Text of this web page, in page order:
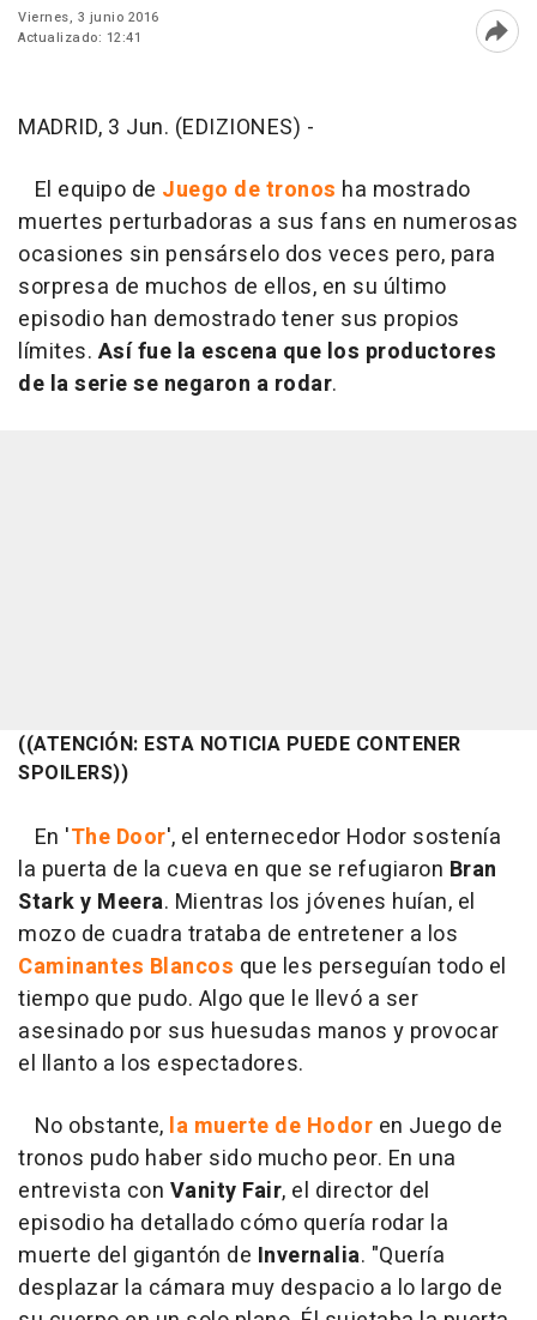
Viernes, 3 junio 2016
Actualizado: 12:41
MADRID, 3 Jun. (EDIZIONES) -
El equipo de Juego de tronos ha mostrado
muertes perturbadoras a sus fans en numerosas
ocasiones sin pensárselo dos veces pero, para
sorpresa de muchos de ellos, en su último
episodio han demostrado tener sus propios
límites. Así fue la escena que los productores
de la serie se negaron a rodar.
((ATENCIÓN: ESTA NOTICIA PUEDE CONTENER
SPOILERS))
En 'The Door', el enternecedor Hodor sostenía
la puerta de la cueva en que se refugiaron Bran
Stark y Meera. Mientras los jóvenes huían, el
mozo de cuadra trataba de entretener a los
Caminantes Blancos que les perseguían todo el
tiempo que pudo. Algo que le llevó a ser
asesinado por sus huesudas manos y provocar
el llanto a los espectadores.
No obstante, la muerte de Hodor en Juego de
tronos pudo haber sido mucho peor. En una
entrevista con Vanity Fair, el director del
episodio ha detallado cómo quería rodar la
muerte del gigantón de Invernalia. "Quería
desplazar la cámara muy despacio a lo largo de